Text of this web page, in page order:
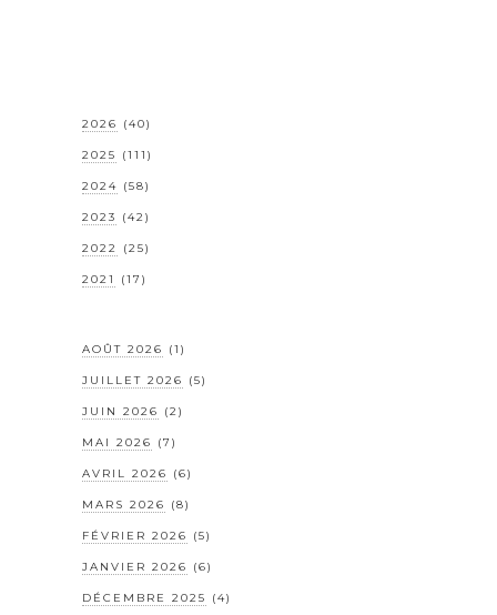
2026 (40)
2025 (111)
2024 (58)
2023 (42)
2022 (25)
2021 (17)
AOÛT 2026 (1)
JUILLET 2026 (5)
JUIN 2026 (2)
MAI 2026 (7)
AVRIL 2026 (6)
MARS 2026 (8)
FÉVRIER 2026 (5)
JANVIER 2026 (6)
DÉCEMBRE 2025 (4)